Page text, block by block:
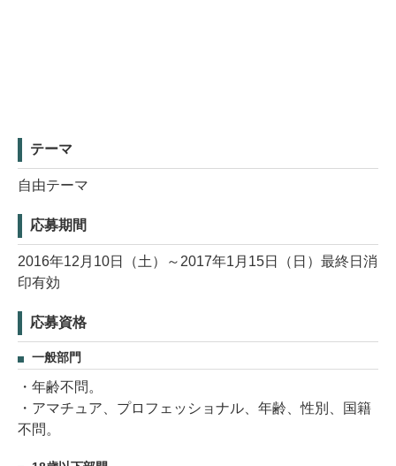
テーマ
自由テーマ
応募期間
2016年12月10日（土）～2017年1月15日（日）最終日消
印有効
応募資格
一般部門
・年齢不問。
・アマチュア、プロフェッショナル、年齢、性別、国籍
不問。